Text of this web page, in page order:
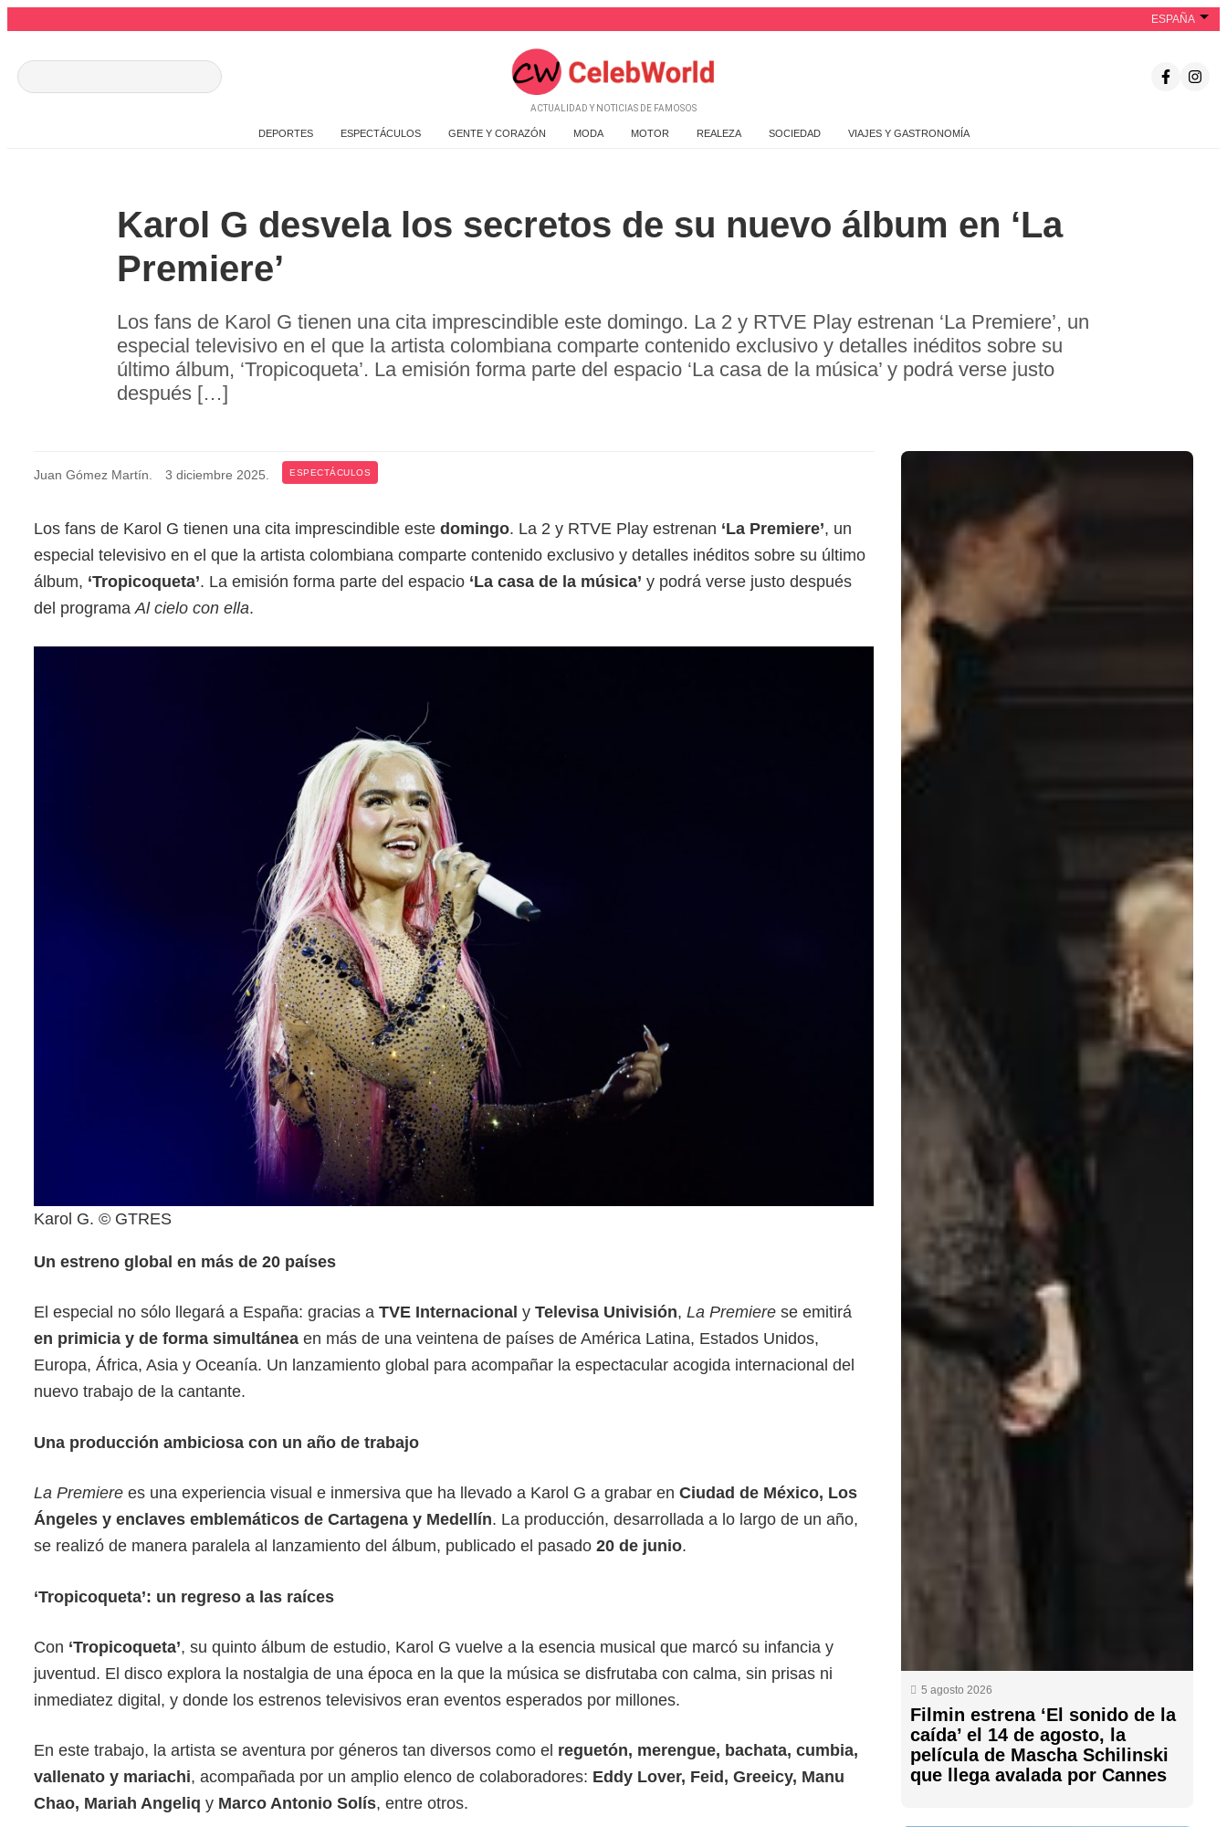
ESPAÑA
ACTUALIDAD Y NOTICIAS DE FAMOSOS
DEPORTES ESPECTÁCULOS GENTE Y CORAZÓN MODA MOTOR REALEZA SOCIEDAD VIAJES Y GASTRONOMÍA
Karol G desvela los secretos de su nuevo álbum en ‘La
Premiere’
Los fans de Karol G tienen una cita imprescindible este domingo. La 2 y RTVE Play estrenan ‘La Premiere’, un
especial televisivo en el que la artista colombiana comparte contenido exclusivo y detalles inéditos sobre su
último álbum, ‘Tropicoqueta’. La emisión forma parte del espacio ‘La casa de la música’ y podrá verse justo
después […]
Juan Gómez Martín. 3 diciembre 2025. ESPECTÁCULOS
Los fans de Karol G tienen una cita imprescindible este domingo. La 2 y RTVE Play estrenan ‘La Premiere’, un
especial televisivo en el que la artista colombiana comparte contenido exclusivo y detalles inéditos sobre su último
álbum, ‘Tropicoqueta’. La emisión forma parte del espacio ‘La casa de la música’ y podrá verse justo después
del programaAl cielo con ella.
Karol G. © GTRES
Un estreno global en más de 20 países
El especial no sólo llegará a España: gracias a TVE Internacional y Televisa Univisión, La Premiere se emitirá
en primicia y de forma simultánea en más de una veintena de países de América Latina, Estados Unidos,
Europa, África, Asia y Oceanía. Un lanzamiento global para acompañar la espectacular acogida internacional del
nuevo trabajo de la cantante.
Una producción ambiciosa con un año de trabajo
La Premiere es una experiencia visual e inmersiva que ha llevado a Karol G a grabar en Ciudad de México, Los
Ángeles y enclaves emblemáticos de Cartagena y Medellín. La producción, desarrollada a lo largo de un año,
se realizó de manera paralela al lanzamiento del álbum, publicado el pasado 20 de junio.
‘Tropicoqueta’: un regreso a las raíces
Con ‘Tropicoqueta’, su quinto álbum de estudio, Karol G vuelve a la esencia musical que marcó su infancia y
juventud. El disco explora la nostalgia de una época en la que la música se disfrutaba con calma, sin prisas ni
inmediatez digital, y donde los estrenos televisivos eran eventos esperados por millones.
En este trabajo, la artista se aventura por géneros tan diversos como el reguetón, merengue, bachata, cumbia,
vallenato y mariachi, acompañada por un amplio elenco de colaboradores: Eddy Lover, Feid, Greeicy, Manu
Chao, Mariah Angeliq y Marco Antonio Solís, entre otros.
5 agosto 2026
Filmin estrena ‘El sonido de la
caída’ el 14 de agosto, la
película de Mascha Schilinski
que llega avalada por Cannes